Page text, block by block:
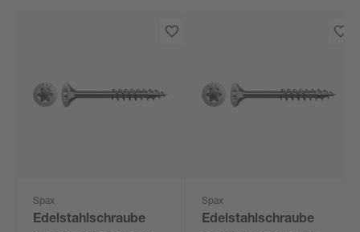
Spax
Edelstahlschraube
Spax
Edelstahlschraube